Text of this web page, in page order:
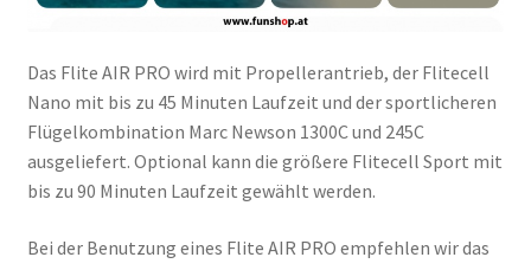
Das Flite AIR PRO wird mit Propellerantrieb, der Flitecell
Nano mit bis zu 45 Minuten Laufzeit und der sportlicheren
Flügelkombination Marc Newson 1300C und 245C
ausgeliefert. Optional kann die größere Flitecell Sport mit
bis zu 90 Minuten Laufzeit gewählt werden.
Bei der Benutzung eines Flite AIR PRO empfehlen wir das